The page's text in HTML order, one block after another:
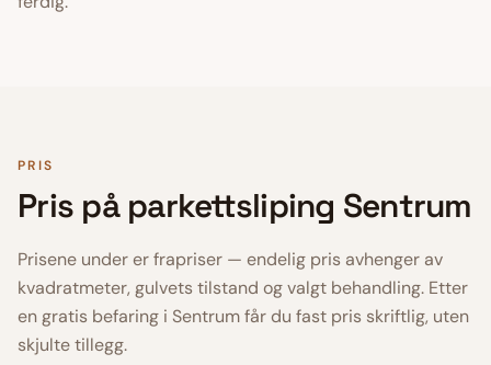
PRIS
Pris på parkettsliping Sentrum
Prisene under er frapriser — endelig pris avhenger av
kvadratmeter, gulvets tilstand og valgt behandling. Etter
en gratis befaring i Sentrumfår du fast pris skriftlig, uten
skjulte tillegg.